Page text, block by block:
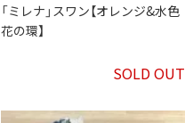
「ミレナ」スワン【オレンジ&水色
花の環】
SOLD OUT